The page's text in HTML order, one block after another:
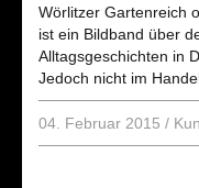
Wörlitzer Gartenreich
ist ein Bildband über
Alltagsgeschichten in
Jedoch nicht im
04. Februar 2015 /